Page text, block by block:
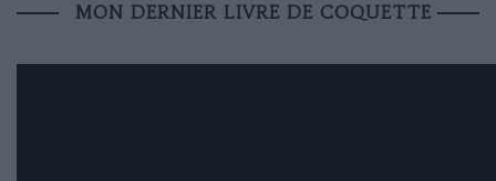
MON DERNIER LIVRE DE COQUETTE